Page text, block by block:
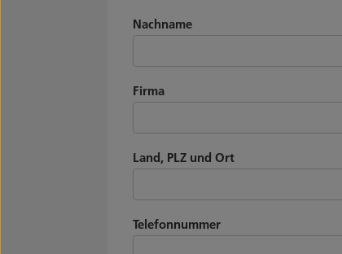
Nachname
Firma
Land, PLZ und Ort
Telefonnummer